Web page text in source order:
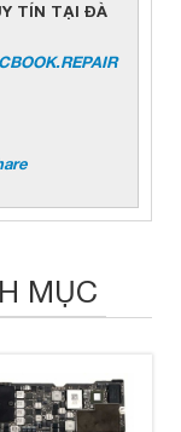
TÍN TẠI ĐÀ
MỤC